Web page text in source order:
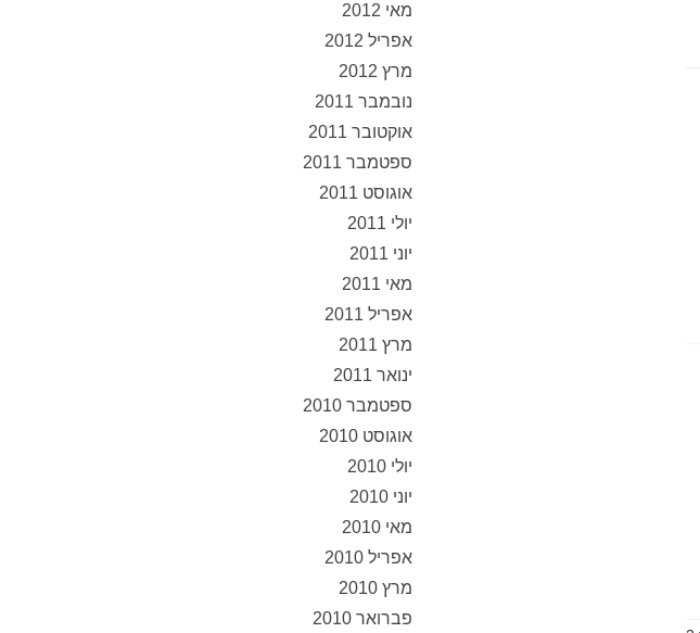
מאי 2012
אפריל 2012
מרץ 2012
נובמבר 2011
אוקטובר 2011
ספטמבר 2011
אוגוסט 2011
יולי 2011
יוני 2011
מאי 2011
אפריל 2011
מרץ 2011
ינואר 2011
ספטמבר 2010
אוגוסט 2010
יולי 2010
יוני 2010
מאי 2010
אפריל 2010
מרץ 2010
פברואר 2010